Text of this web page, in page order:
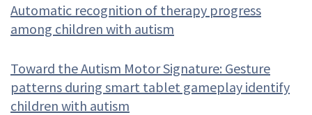
Automatic recognition of therapy progress
among children with autism
Toward the Autism Motor Signature: Gesture
patterns during smart tablet gameplay identify
children with autism